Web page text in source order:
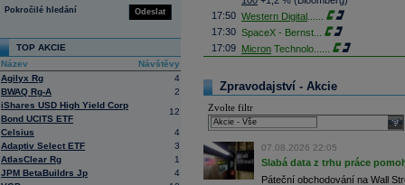
Odeslat
Pokročilé hledání
TOP AKCIE
Název
Návštěvy
Agilyx Rg
4
BWAQ Rg-A
2
iShares USD High Yield Corp
Bond UCITS ETF
12
Celsius
4
Adaptiv Select ETF
3
AtlasClear Rg
1
JPM BetaBuildrs Jp
4
17:50 Western Digital
17:30 SpaceX - Bernst
17:09 Micron Technolo
16:26
Objem obchodů s akciemi na
obchodů za poslední rok je 0,665
16:23 Zvýšení výroby balistických střel
nějakou dobu potrvá. Agentuře
Armin Papperger. Společná výroba
doplnit arzenál Spojeným státům,
(ČTK)
16:07 Conocophillips
Zpravodajství - Akcie
Zvolte filtr
07.08.2026 22:05
Slabá data z trhu práce
Páteční obchodování na Wall